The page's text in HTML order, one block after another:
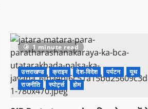
1 minute read
उत्तराखण्ड क्राइम देश-विदेश पर्यटन
यूथ
राजनीति
स्पोर्ट्स होम